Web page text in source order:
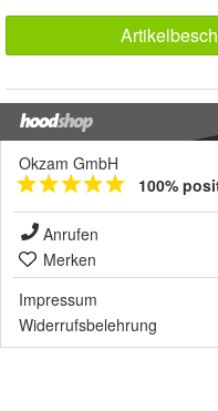
Okzam GmbH
100%
Anrufen
Merken
Impressum
Widerrufsbelehrung